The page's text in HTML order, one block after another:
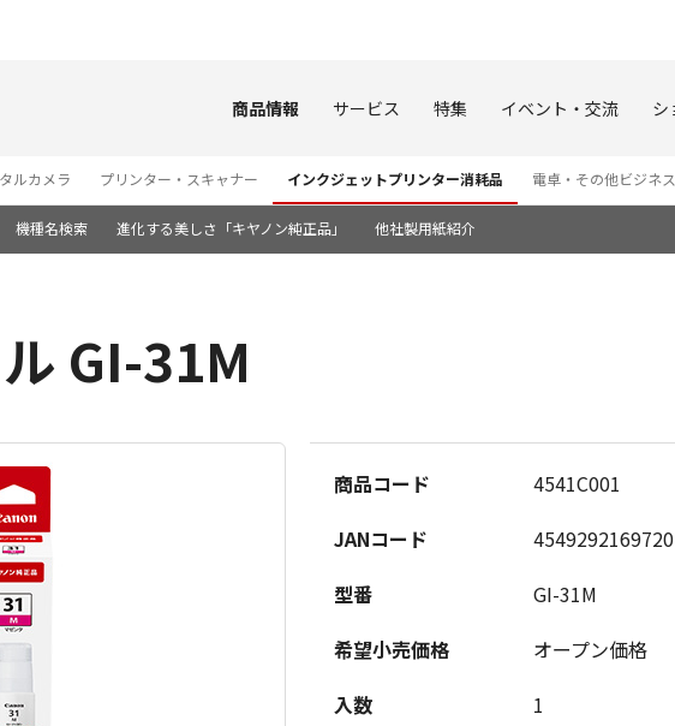
商品情報 サービス 特集 イベント・交流 シ
ルカメラ プリンター・スキャナー インクジェットプリンター消耗品 電卓・その他ビジネ
機種名検索 進化する美しさ「キヤノン純正品」 他社製用紙紹介
GI-31M
商品コード
4541C001
JANコード
4549292169720
型番
GI-31M
希望小売価格
オープン価格
入数
1